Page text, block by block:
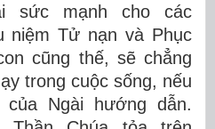
sức mạnh cho các
niệm Tử nạn và Phục
cũng thế, sẽ chẳng
trong cuộc sống, nếu
Ngài hướng dẫn.